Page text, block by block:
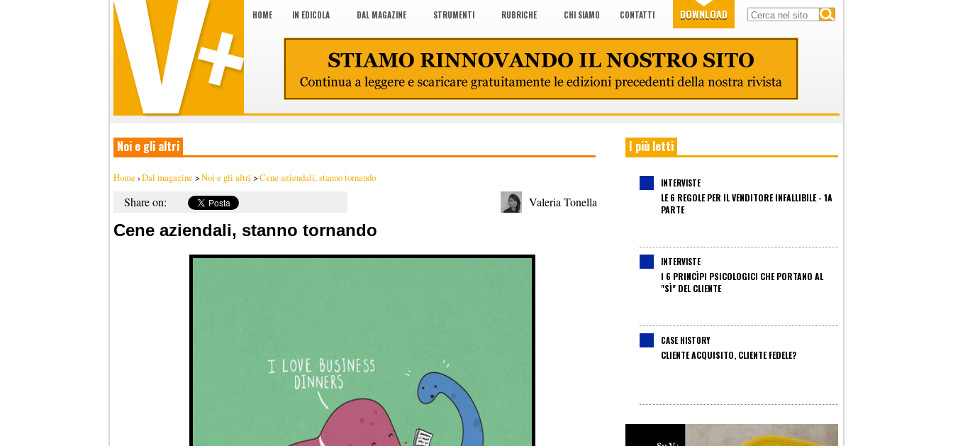
HOME IN EDICOLA DAL MAGAZINE STRUMENTI RUBRICHE CHI SIAMO CONTATTI DOWNLOAD
Noi e gli altri
Home ›Dal magazine >Noi e gli altri >Cene aziendali, stanno tornando
Share on: Valeria Tonella
Cene aziendali, stanno tornando
I più letti
INTERVISTE
LE 6 REGOLE PER IL VENDITORE INFALLIBILE - 1A
PARTE
INTERVISTE
I 6 PRINCÌPI PSICOLOGICI CHE PORTANO AL
"SÌ" DEL CLIENTE
CASE HISTORY
CLIENTE ACQUISITO, CLIENTE FEDELE?